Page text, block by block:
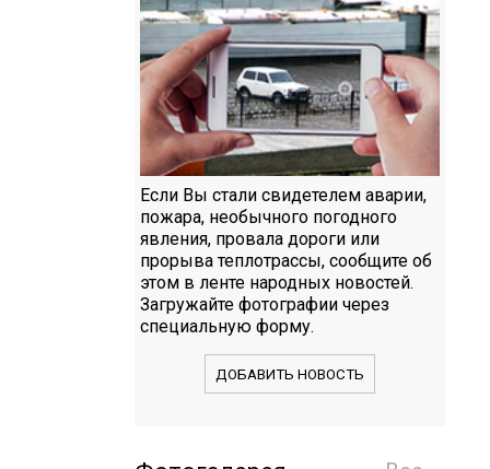
Если Вы стали свидетелем аварии,
пожара, необычного погодного
явления, провала дороги или
прорыва теплотрассы, сообщите об
этом в ленте народных новостей.
Загружайте фотографии через
специальную форму.
ДОБАВИТЬ НОВОСТЬ